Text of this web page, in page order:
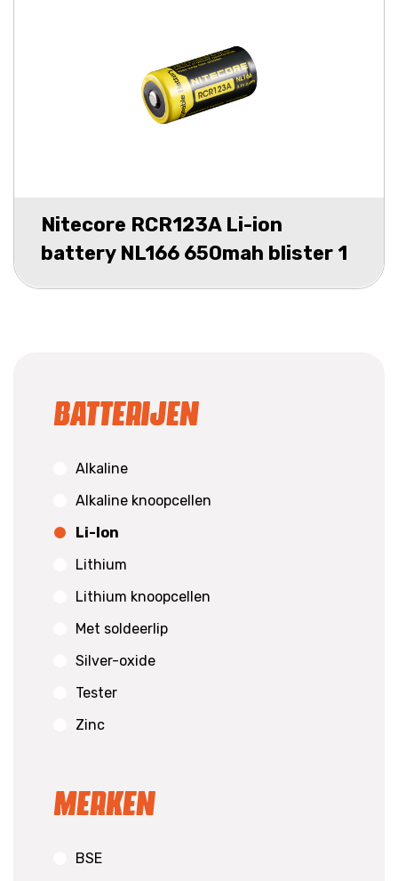
Nitecore RCR123A Li-ion
battery NL166 650mah blister 1
Batterijen
Alkaline
Alkaline knoopcellen
Li-Ion
Lithium
Lithium knoopcellen
Met soldeerlip
Silver-oxide
Tester
Zinc
Merken
BSE